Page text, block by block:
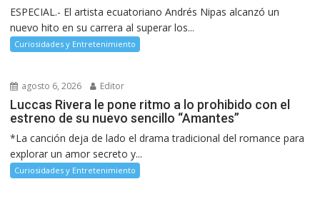
ESPECIAL.- El artista ecuatoriano Andrés Nipas alcanzó un
nuevo hito en su carrera al superar los...
Curiosidades y Entretenimiento
agosto 6, 2026 Editor
Luccas Rivera le pone ritmo a lo prohibido con el
estreno de su nuevo sencillo “Amantes”
*La canción deja de lado el drama tradicional del romance para
explorar un amor secreto y...
Curiosidades y Entretenimiento